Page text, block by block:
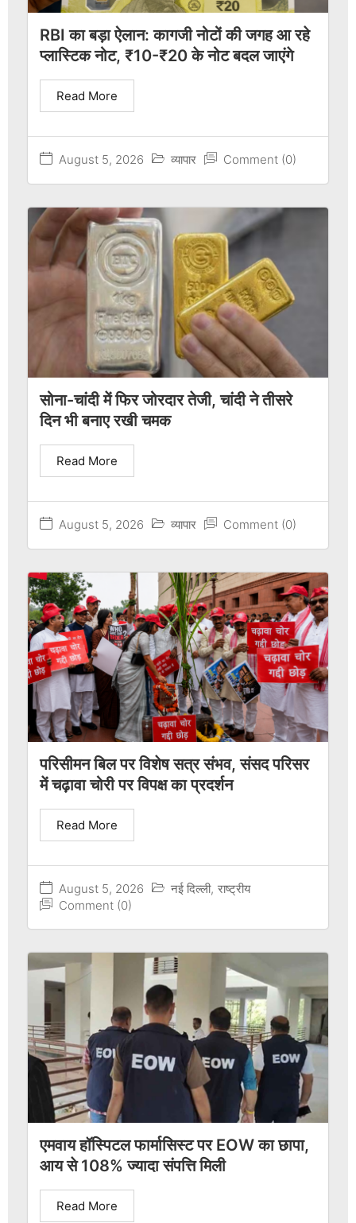
RBI का बड़ा ऐलान: कागजी नोटों की जगह आ रहे
प्लास्टिक नोट, ₹10-₹20 के नोट बदल जाएंगे
August 5, 2026 व्यापार Comment (0)
Read More
सोना-चांदी में फिर जोरदार तेजी, चांदी ने तीसरे
दिन भी बनाए रखी चमक
August 5, 2026 व्यापार Comment (0)
Read More
परिसीमन बिल पर विशेष सत्र संभव, संसद परिसर
में चढ़ावा चोरी पर विपक्ष का प्रदर्शन
August 5, 2026 नई दिल्ली, राष्ट्रीय
Comment (0)
Read More
एमवाय हॉस्पिटल फार्मासिस्ट पर EOW का छापा,
आय से 108% ज्यादा संपत्ति मिली
Read More